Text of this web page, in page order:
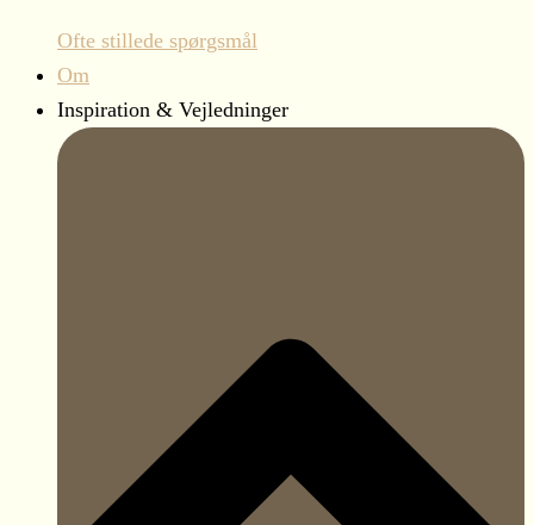
Ofte stillede spørgsmål
Om
Inspiration & Vejledninger